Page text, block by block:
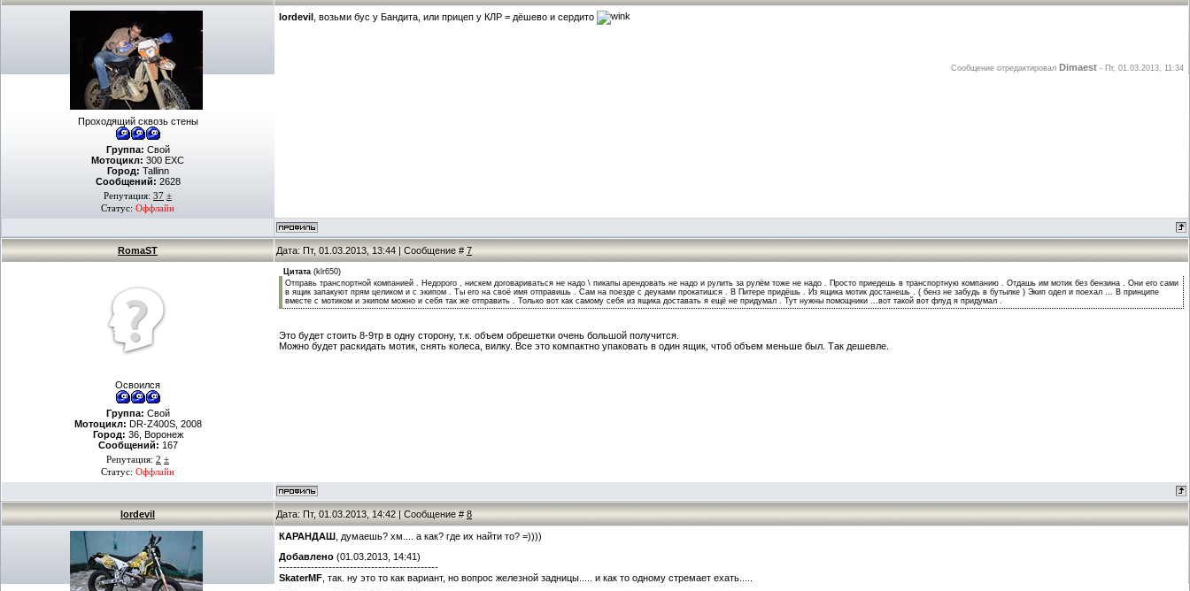
Проходящий сквозь стены
Группа: Свой
Мотоцикл: 300 EXC
Город: Tallinn
Сообщений: 2628
Репутация: 37 ±
Статус: Оффлайн
lordevil , возьми бус у Бандита, или прицеп у КЛР = дёшево и сердито
Сообщение отредактировал Dimaest - Пт, 01.03.2013, 11:34
RomaST Дата: Пт, 01.03.2013, 13:44 | Сообщение # 7
Освоился
Группа: Свой
Мотоцикл: DR-Z400S, 2008
Город: 36, Воронеж
Сообщений: 167
Репутация: 2 ±
Статус: Оффлайн
Цитата (klr650)
Отправь транспортной компанией . Недорого , нискем договариваться не надо \ пикапы арендовать не надо и рулить за рулём тоже не надо . Просто приедешь в транспортную компанию . Отдашь им мотик без бензина . Они его сами
в ящик запакуют прям целиком и с экипом . Ты его на своё имя отправишь . Сам на поезде с деуками прокатишся . В Питере придёшь . Из ящика мотик достанешь . ( бенз не забудь в бутылке ) Экип одел и поехал ... В принципе
вместе с мотиком и экипом можно и себя так же отправить . Только вот как самому себя из ящика доставать я ещё не придумал . Тут нужны помощники ...вот такой вот флуд я придумал .
Это будет стоить 8-9тр в одну сторону, т.к. объем обрешетки очень большой получится.
Можно будет раскидать мотик, снять колеса, вилку. Все это компактно упаковать в один ящик, чтоб объем меньше был. Так дешевле.
lordevil Дата: Пт, 01.03.2013, 14:42 | Сообщение # 8
КАРАНДАШ , думаешь? хм.... а как? где их найти то? =))))
Добавлено (01.03.2013, 14:41)
---------------------------------------------
SkaterMF , так. ну это то как вариант, но вопрос железной задницы..... и как то одному стремает ехать.....